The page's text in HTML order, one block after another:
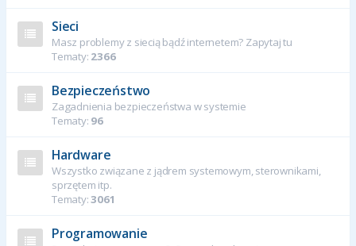
Sieci
Masz problemy z siecią bądź internetem? Zapytaj tu
Tematy: 2366
Bezpieczeństwo
Zagadnienia bezpieczeństwa w systemie
Tematy: 96
Hardware
Wszystko związane z jądrem systemowym, sterownikami,
sprzętem itp.
Tematy:3061
Programowanie